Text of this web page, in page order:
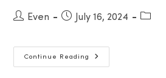
PostEven
PostJuly 16, 2024
Post
Continue Reading
HELGE
GRIMSMO